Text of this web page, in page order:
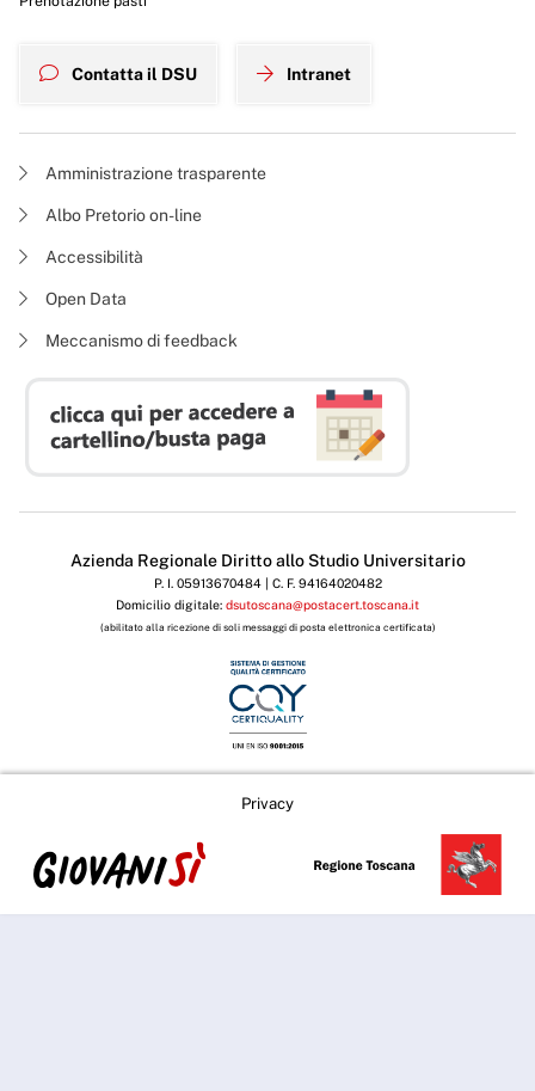
Contatta il DSU Intranet
Amministrazione trasparente
Albo Pretorio on-line
Accessibilità
Open Data
Meccanismo di feedback
Azienda Regionale Diritto allo Studio Universitario
P. I. 05913670484 | C. F. 94164020482
Domicilio digitale: dsutoscana@postacert.toscana.it
(abilitato alla ricezione di soli messaggi di posta elettronica certificata)
Privacy